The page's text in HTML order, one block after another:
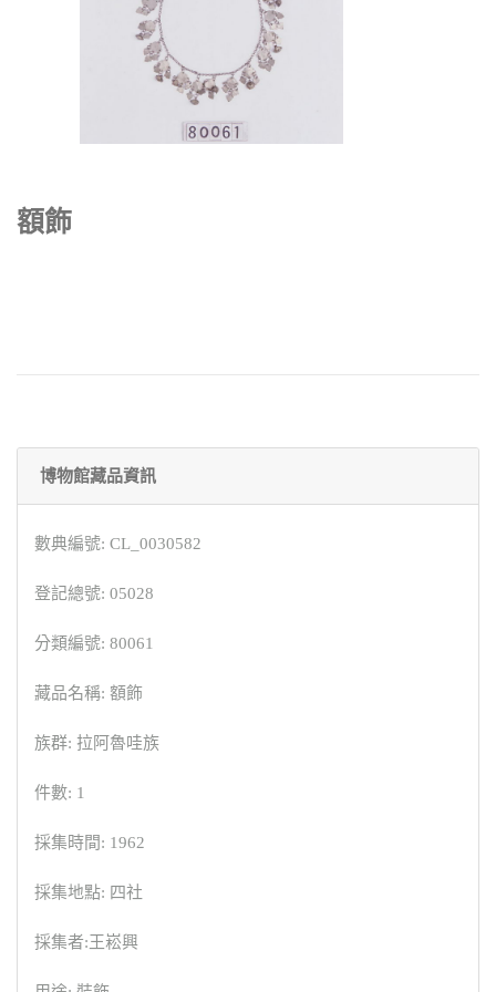
額飾
博物館藏品資訊
數典編號: CL_0030582
登記總號: 05028
分類編號: 80061
藏品名稱: 額飾
族群: 拉阿魯哇族
件數: 1
採集時間: 1962
採集地點: 四社
採集者:王崧興